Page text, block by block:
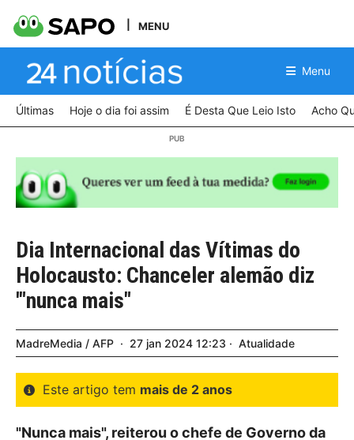
MENU
Menu
Últimas Hoje o dia foi assim É Desta Que Leio Isto Acho
Dia Internacional das Vítimas do
Holocausto: Chanceler alemão diz
'"nunca mais"
MadreMedia / AFP 27 jan 2024 12:23 Atualidade
Este artigo tem mais de 2 anos
"Nunca mais", reiterou o chefe de Governo da